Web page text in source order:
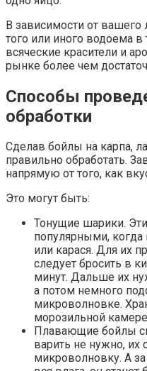
В зависимости от
того или иного водоема
всяческие красители и
рынке более чем
Способы
обработки
Сделав бойлы на карпа,
правильно обработать.
напрямую от того, как
Это могут быть:
Тонущие шарики.
популярными, когда
или карася. Для их
следует бросить в
минут. Дальше их
а потом немного
микроволновке.
морозильной
Плавающие бойлы
варить не нужно, их
микроволновку. А за